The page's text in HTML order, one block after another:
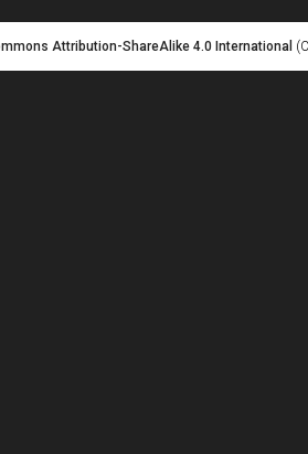
Attribution-ShareAlike 4.0 International